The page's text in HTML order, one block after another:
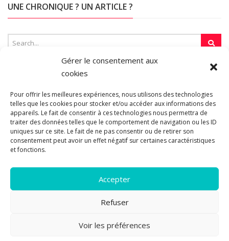
Gérer le consentement aux
cookies
Pour offrir les meilleures expériences, nous utilisons des technologies
telles que les cookies pour stocker et/ou accéder aux informations des
appareils. Le fait de consentir à ces technologies nous permettra de
traiter des données telles que le comportement de navigation ou les ID
uniques sur ce site. Le fait de ne pas consentir ou de retirer son
consentement peut avoir un effet négatif sur certaines caractéristiques
et fonctions.
Accepter
Refuser
Voir les préférences
UNE CHRONIQUE ? UN ARTICLE ?
SUR LA TOILE…
Blogroll
de cookies.